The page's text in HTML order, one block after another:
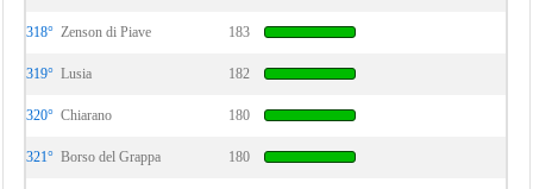
318° Zenson di Piave 183
319° Lusia 182
320° Chiarano 180
321° Borso del Grappa 180